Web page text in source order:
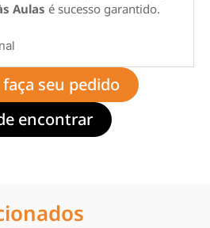
Aulas é sucesso garantido.
seu pedido
encontrar